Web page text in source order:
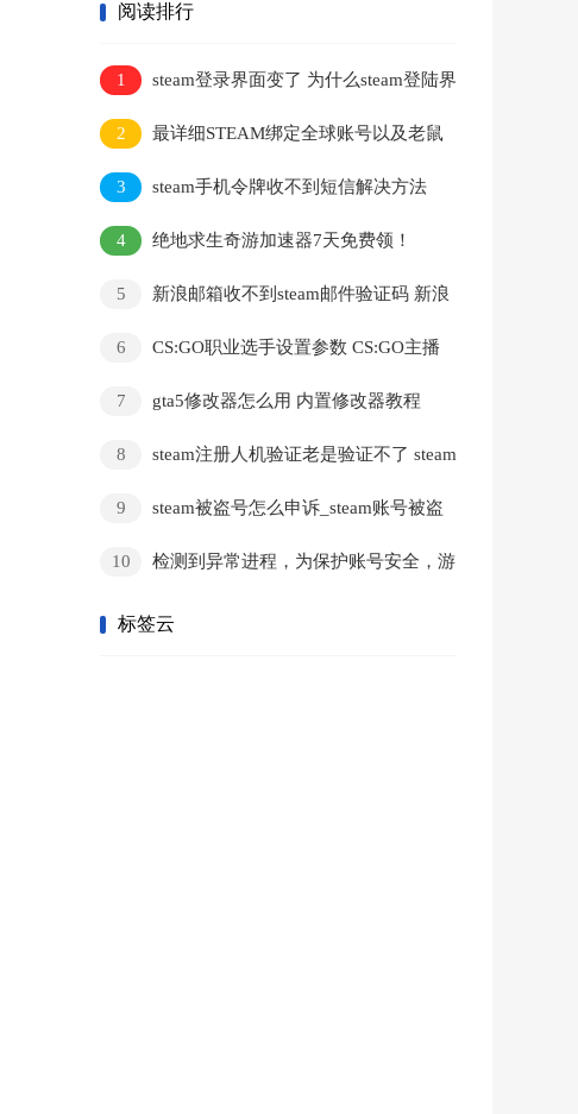
阅读排行
1
steam登录界面变了 为什么steam登陆界
面变样了
2
最详细STEAM绑定全球账号以及老鼠
台掉宝攻略，常见问题解答
3
steam手机令牌收不到短信解决方法
steam令牌绑定教程
4
绝地求生奇游加速器7天免费领！
5
新浪邮箱收不到steam邮件验证码 新浪
6
CS:GO职业选手设置参数 CS:GO主播
7
gta5修改器怎么用 内置修改器教程
8
steam注册人机验证老是验证不了 steam
9
steam被盗号怎么申诉_steam账号被盗
10
检测到异常进程，为保护账号安全，游
什么情况？
标签云